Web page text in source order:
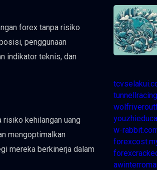
forex tanpa risiko
penggunaan
indikator teknis, dan
risiko kehilangan uang
mengoptimalkan
mereka berkinerja dalam
w-